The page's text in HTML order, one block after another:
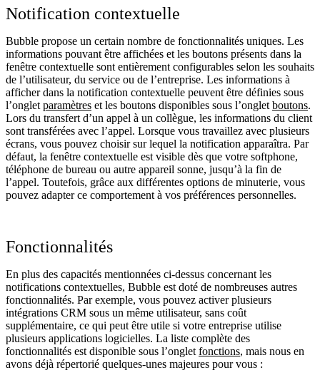
Notification contextuelle
Bubble propose un certain nombre de fonctionnalités uniques. Les
informations pouvant être affichées et les boutons présents dans la
fenêtre contextuelle sont entièrement configurables selon les souhaits
de l’utilisateur, du service ou de l’entreprise. Les informations à
afficher dans la notification contextuelle peuvent être définies sous
l’onglet paramètres et les boutons disponibles sous l’onglet boutons.
Lors du transfert d’un appel à un collègue, les informations du client
sont transférées avec l’appel. Lorsque vous travaillez avec plusieurs
écrans, vous pouvez choisir sur lequel la notification apparaîtra. Par
défaut, la fenêtre contextuelle est visible dès que votre softphone,
téléphone de bureau ou autre appareil sonne, jusqu’à la fin de
l’appel. Toutefois, grâce aux différentes options de minuterie, vous
pouvez adapter ce comportement à vos préférences personnelles.
Fonctionnalités
En plus des capacités mentionnées ci-dessus concernant les
notifications contextuelles, Bubble est doté de nombreuses autres
fonctionnalités. Par exemple, vous pouvez activer plusieurs
intégrations CRM sous un même utilisateur, sans coût
supplémentaire, ce qui peut être utile si votre entreprise utilise
plusieurs applications logicielles. La liste complète des
fonctionnalités est disponible sous l’onglet fonctions, mais nous en
avons déjà répertorié quelques-unes majeures pour vous :